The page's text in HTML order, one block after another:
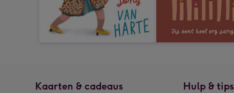
Kaarten & cadeaus Hulp & tips